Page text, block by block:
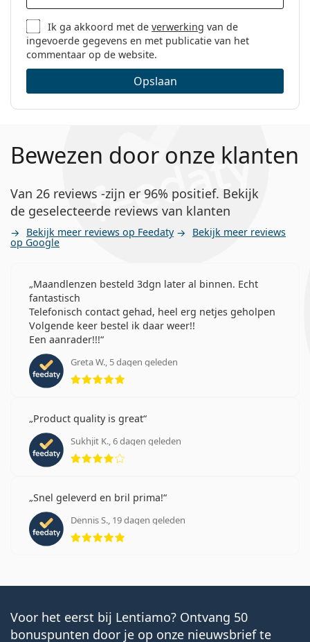
Ik ga akkoord met deverwerking van de
ingevoerde gegevens en met publicatie van het
commentaar op de website.
Opslaan
Bewezen door onze klanten
Van 26 reviews -zijn er 96% positief. Bekijk
de geselecteerde reviews van klanten
Bekijk meer reviews op Feedaty Bekijk meer reviews
op Google
Maandlenzen besteld 3dgn later al binnen. Echt
fantastisch
Telefonisch contact gehad, heel erg netjes geholpen
Volgende keer bestel ik daar weer!!
Een aanrader!!!
Greta W., 5 dagen geleden
Beoordeling 5 van 5
Product quality is great
Sukhjit K., 6 dagen geleden
Beoordeling 4 van 5
Snel geleverd en bril prima!
Dennis S., 19 dagen geleden
Beoordeling 5 van 5
Voor het eerst bij Lentiamo? Ontvang 50
bonuspunten door je op onze nieuwsbrief te